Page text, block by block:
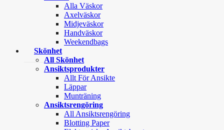
Alla Väskor
Axelväskor
Midjeväskor
Handväskor
Weekendbags
Skönhet
All Skönhet
Ansiktsprodukter
Allt För Ansikte
Läppar
Munträning
Ansiktsrengöring
All Ansiktsrengöring
Blotting Paper